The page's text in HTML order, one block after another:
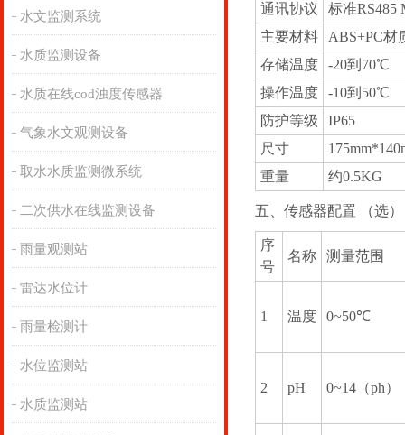
水文监测系统
水质监测设备
水质在线cod浊度传感器
气象水文观测设备
取水水质监测微系统
二次供水在线监测设备
雨量观测站
雷达水位计
雨量检测计
水位监测站
水质监测站
通讯协议
标准RS485
主要材料
ABS+PC材
存储温度
-20到70℃
操作温度
-10到50℃
防护等级
IP65
尺寸
重量
约0.5KG
五、传感器配置 （选）
序
号
名称 测量范围
1 温度 0~50℃
2 pH 0~14（ph）